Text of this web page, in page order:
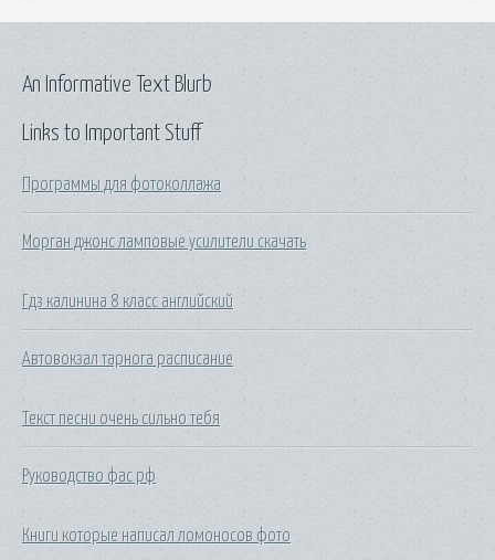
Links to Important Stuff
Программы для фотоколлажа
Морган джонс ламповые усилители скачать
Гдз калинина 8 класс английский
Автовокзал тарнога расписание
Текст песни очень сильно тебя
Руководство фас рф
Книги которые написал ломоносов фото
An Informative Text Blurb